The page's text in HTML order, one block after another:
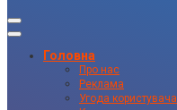
Головна
Про нас
Реклама
Угода користувача